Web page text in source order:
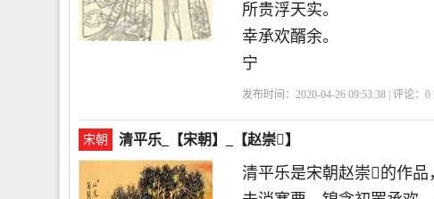
所贵浮天实。
幸承欢醑余。
宁
发布时间：2020-04-26 09:53:38 | 评论：0
宋朝 清平乐_【宋朝】_【赵崇】
清平乐是宋朝赵崇的作